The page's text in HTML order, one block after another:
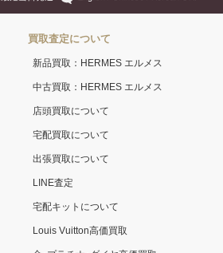
買取査定について
新品買取：HERMES エルメス
中古買取：HERMES エルメス
店頭買取について
宅配買取について
出張買取について
LINE査定
宅配キットについて
Louis Vuitton高価買取